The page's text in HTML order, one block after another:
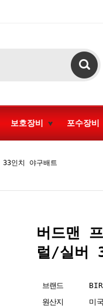
보호장비 포수장비
인치 야구배트
버드맨
럴/실버
브랜드
원산지
미국